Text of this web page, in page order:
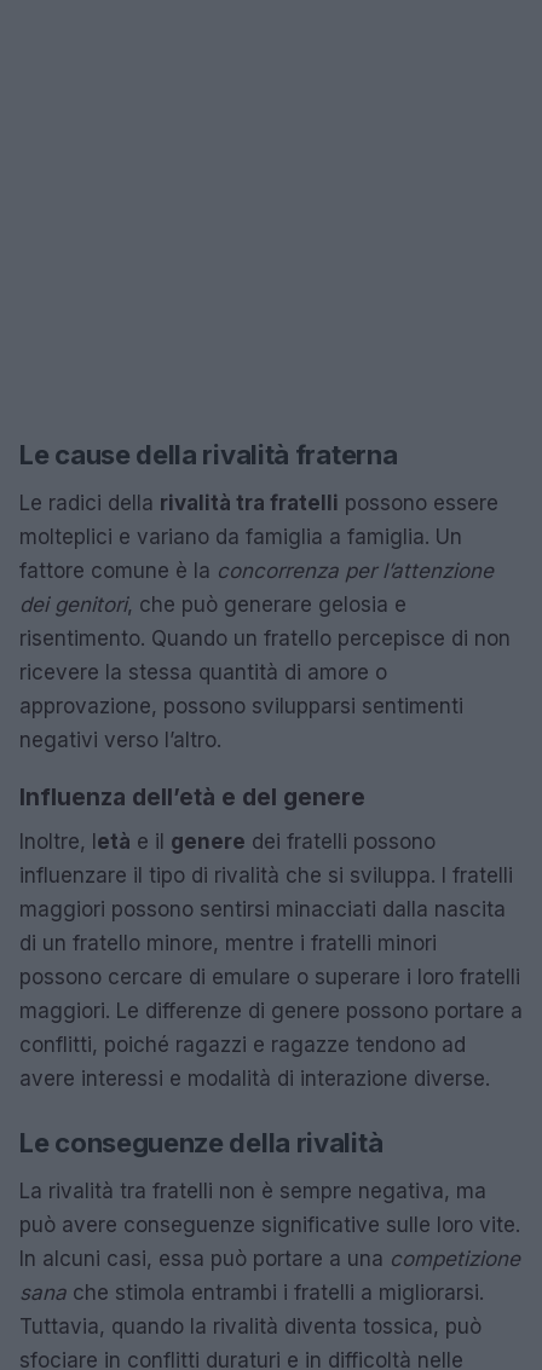
Le cause della rivalità fraterna
Le radici della rivalità tra fratelli possono essere
molteplici e variano da famiglia a famiglia. Un
fattore comune è la concorrenza per l’attenzione
dei genitori, che può generare gelosia e
risentimento. Quando un fratello percepisce di non
ricevere la stessa quantità di amore o
approvazione, possono svilupparsi sentimenti
negativi verso l’altro.
Influenza dell’età e del genere
Inoltre, letà e il genere dei fratelli possono
influenzare il tipo di rivalità che si sviluppa. I fratelli
maggiori possono sentirsi minacciati dalla nascita
di un fratello minore, mentre i fratelli minori
possono cercare di emulare o superare i loro fratelli
maggiori. Le differenze di genere possono portare a
conflitti, poiché ragazzi e ragazze tendono ad
avere interessi e modalità di interazione diverse.
Le conseguenze della rivalità
La rivalità tra fratelli non è sempre negativa, ma
può avere conseguenze significative sulle loro vite.
In alcuni casi, essa può portare a una competizione
sana che stimola entrambi i fratelli a migliorarsi.
Tuttavia, quando la rivalità diventa tossica, può
sfociare in conflitti duraturi e in difficoltà nelle